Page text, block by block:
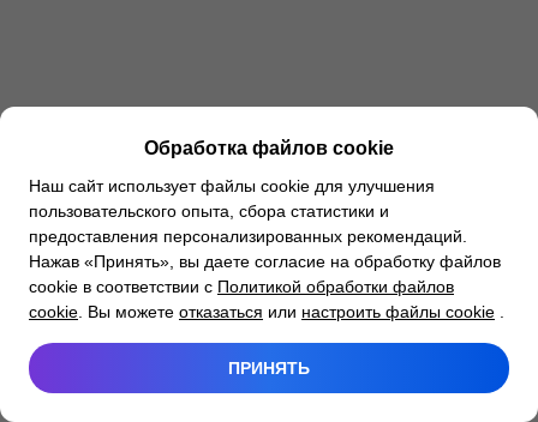
Обработка файлов cookie
Наш сайт использует файлы cookie для улучшения
пользовательского опыта, сбора статистики и
предоставления персонализированных рекомендаций.
Нажав «Принять», вы даете согласие на обработку файлов
cookie в соответствии с Политикой обработки файлов
cookie . Вы можете отказаться или настроить файлы cookie
ПРИНЯТЬ